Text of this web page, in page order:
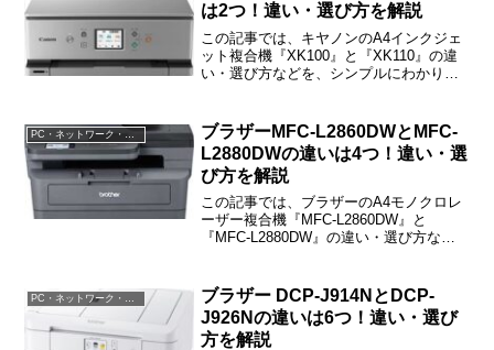
は2つ！違い・選び方を解説
この記事では、キヤノンのA4インクジェ
ット複合機『XK100』と『XK110』の違
い・選び方などを、シンプルにわかりや
の2つです。
ブラザーMFC-L2860DWとMFC-
L2880DWの違いは4つ！違い・選
び方を解説
この記事では、ブラザーのA4モノクロレ
ーザー複合機『MFC-L2860DW』と
『MFC-L2880DW』の違い・選び方など
チパネル」「サイズ」「重量」の4つで、
その他は共通です。
PC・ネットワーク・電子機器
ブラザー DCP-J914NとDCP-
J926Nの違いは6つ！違い・選び
方を解説